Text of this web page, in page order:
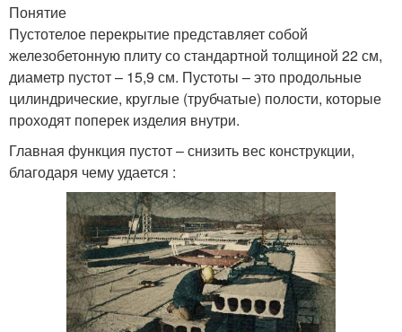
Понятие
Пустотелое перекрытие представляет собой
железобетонную плиту со стандартной толщиной 22 см,
диаметр пустот – 15,9 см. Пустоты – это продольные
цилиндрические, круглые (трубчатые) полости, которые
проходят поперек изделия внутри.
Главная функция пустот – снизить вес конструкции,
благодаря чему удается :